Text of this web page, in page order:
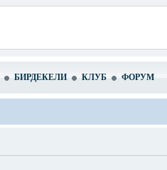
БИРДЕКЕЛИ КЛУБ ФОРУМ